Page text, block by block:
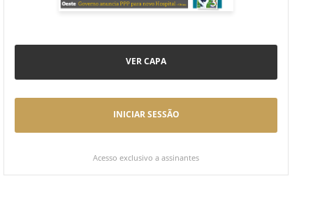
VER CAPA
INICIAR SESSÃO
Acesso exclusivo a assinantes